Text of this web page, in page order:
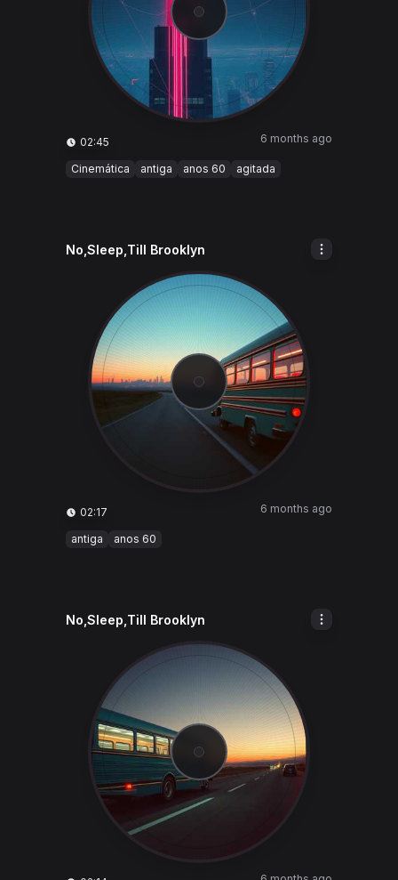
02:45 6 months ago
Cinemática antiga anos 60 agitada
No,Sleep,Till Brooklyn
02:17 6 months ago
antiga anos 60
No,Sleep,Till Brooklyn